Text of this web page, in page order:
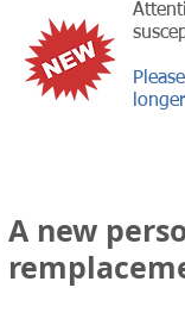
A new